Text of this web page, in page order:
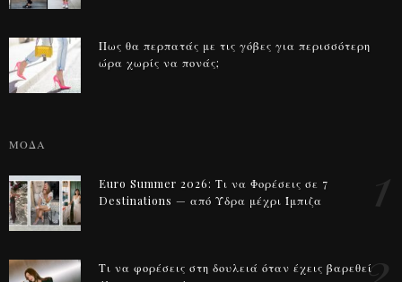
Πως θα περπατάς με τις γόβες για περισσότερη
ώρα χωρίς να πονάς;
ΜΟΔΑ
Euro Summer 2026: Τι να Φορέσεις σε 7
Destinations — από Ύδρα μέχρι Ίμπιζα
1
Τι να φορέσεις στη δουλειά όταν έχεις βαρεθεί